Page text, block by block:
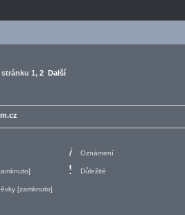
1, 2 Další
Oznámení
Důležité
[zamknuto]